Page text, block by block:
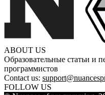
ABOUT US
Образовательные статьи и
программистов
Contact us:
FOLLOW US